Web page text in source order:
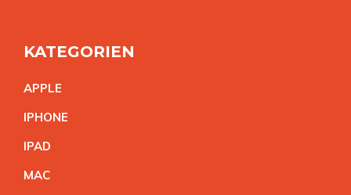
KATEGORIEN
APPLE
IPHONE
IPAD
MAC